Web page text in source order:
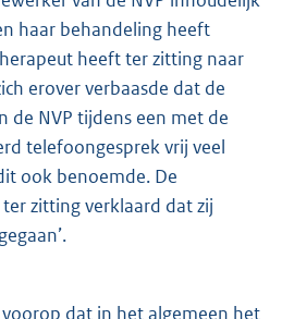
haar behandeling heeft
heeft ter zitting naar
erover verbaasde dat de
de NVP tijdens een met de
telefoongesprek vrij veel
ook benoemde. De
zitting verklaard dat zij
dat in het algemeen het